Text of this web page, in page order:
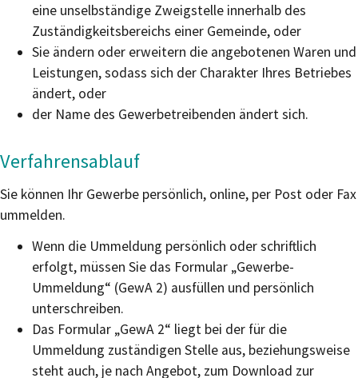
eine unselbständige Zweigstelle innerhalb des
Zuständigkeitsbereichs einer Gemeinde, oder
Sie ändern oder erweitern die angebotenen Waren und
Leistungen, sodass sich der Charakter Ihres Betriebes
ändert, oder
der Name des Gewerbetreibenden ändert sich.
Verfahrensablauf
Sie können Ihr Gewerbe persönlich, online, per Post oder Fax
ummelden.
Wenn die Ummeldung persönlich oder schriftlich
erfolgt, müssen Sie das Formular „Gewerbe-
Ummeldung“ (GewA 2) ausfüllen und persönlich
unterschreiben.
Das Formular „GewA 2“ liegt bei der für die
Ummeldung zuständigen Stelle aus, beziehungsweise
steht auch, je nach Angebot, zum Download zur